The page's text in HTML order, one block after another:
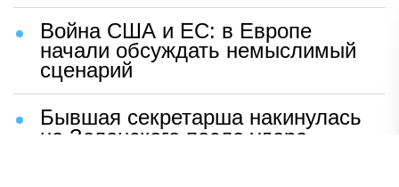
Война США и ЕС: в Европе
начали обсуждать немыслимый
сценарий
Бывшая секретарша накинулась
на Зеленского после удара